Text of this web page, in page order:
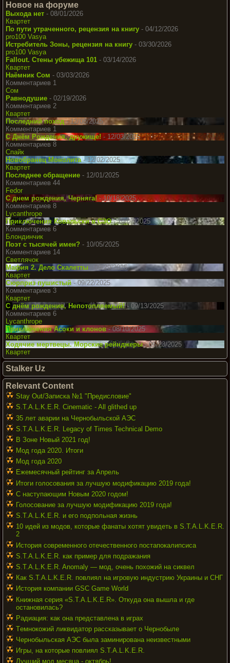
Новое на форуме
Выхода нет - 08/01/2026
Квартет
По пути утраченного, рецензия на книгу - 04/12/2026
pro100 Vasya
Истребитель Зоны, рецензия на книгу - 03/30/2026
pro100 Vasya
Fallout. Стены убежища 101 - 03/14/2026
Квартет
Наёмник Сом - 03/03/2026
Комментариев 1
Сом
Равнодушие - 02/19/2026
Комментариев 2
Квартет
Последний поход- 12/08/2025
Комментариев 1
С Днём Рождения, дружище! - 12/03/2025
Комментариев 8
Спайк
Новобранец Монолита- 12/02/2025
Квартет
Последнее обращение - 12/01/2025
Комментариев 44
Fedor
С днем рождения, Черняга!- 10/18/2025
Комментариев 8
Lycanthrope
Приключения Ковальски в СЗО- 10/07/2025
Комментариев 6
Блондинчик
Поэт с тысячей имен? - 10/05/2025
Комментариев 14
Светлячок
Мафия 2. Дело Скалетты
- 09/29/2025
Квартет
Сюрприз пушистый - 09/22/2025
Комментариев 3
Квартет
С днём рождения, Непотопляемый!- 09/13/2025
Комментариев 6
Lycanthrope
Приключения Асоки и клонов- 08/10/2025
Квартет
Ходячие мертвецы. Морские рейнджеры- 06/23/2025
Квартет
Stalker Uz
Relevant Content
Stay Out/Записка №1 "Предисловие"
S.T.A.L.K.E.R. Cinematic - All glithed up
35 лет аварии на Чернобыльской АЭС
S.T.A.L.K.E.R. Legacy of Times Technical Demo
В Зоне Новый 2021 год!
Мод года 2020. Итоги
Мод года 2020
Ежемесячный рейтинг за Апрель
Итоги голосования за лучшую модификацию 2019 года!
С наступающим Новым 2020 годом!
Голосование за лучшую модификацию 2019 года!
S.T.A.L.K.E.R. и его подпольная жизнь
10 идей из модов, которые фанаты хотят увидеть в S.T.A.L.K.E.R.
2
История современного отечественного постапокалипсиса
S.T.A.L.K.E.R. как пример для подражания
S.T.A.L.K.E.R. Anomaly — мод, очень похожий на сиквел
Как S.T.A.L.K.E.R. повлиял на игровую индустрию Украины и СНГ
История компании GSC Game World
Книжная серия «S.T.A.L.K.E.R». Откуда она вышла и где
остановилась?
Радиация: как она представлена в играх
Тeмнoкoжий ликвидaтop paccкaзывaeт o Чеpнoбыле
Чернобыльская АЭС была заминирована неизвестными
Игры, на которые повлиял S.T.A.L.K.E.R.
Лучший мод месяца - октябрь!